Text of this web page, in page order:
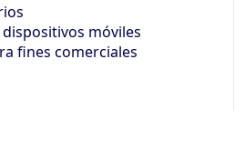
móviles
fines comerciales